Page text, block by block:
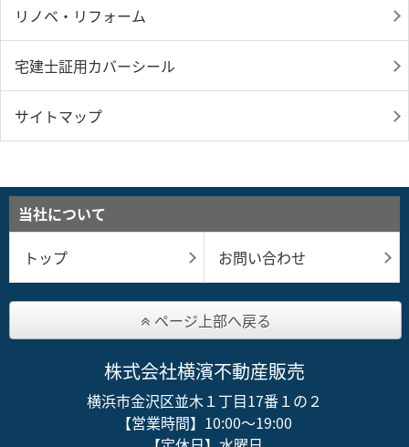
リノベ・リフォーム
宅建士証用カバーシール
サイトマップ
当社について
トップ
お問い合わせ
ページ上部へ戻る
株式会社横濱不動産販売
横浜市金沢区並木１丁目17番１の２
【営業時間】10:00～19:00